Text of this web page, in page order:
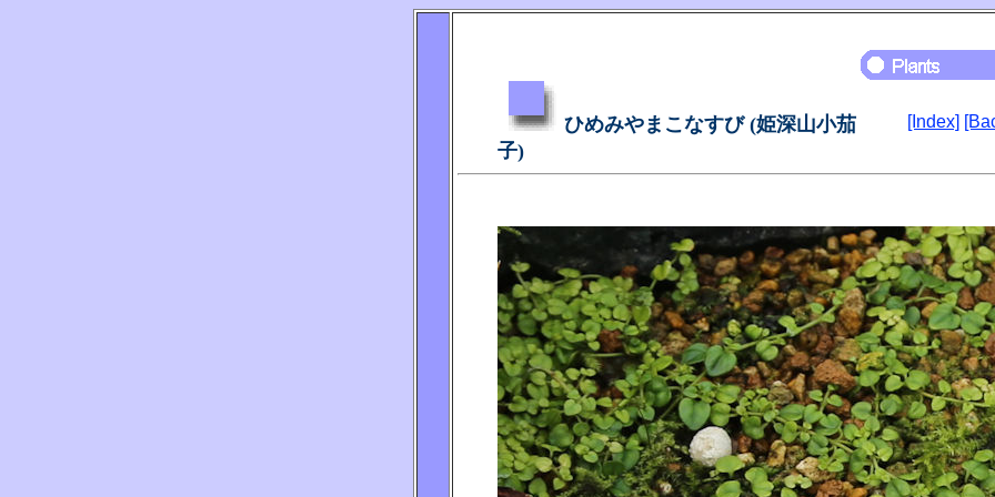
ひめみやまこなすび (姫深山小茄
子)
[Index]